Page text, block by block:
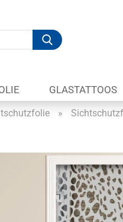
Suche...
GLASTATTOOS
»